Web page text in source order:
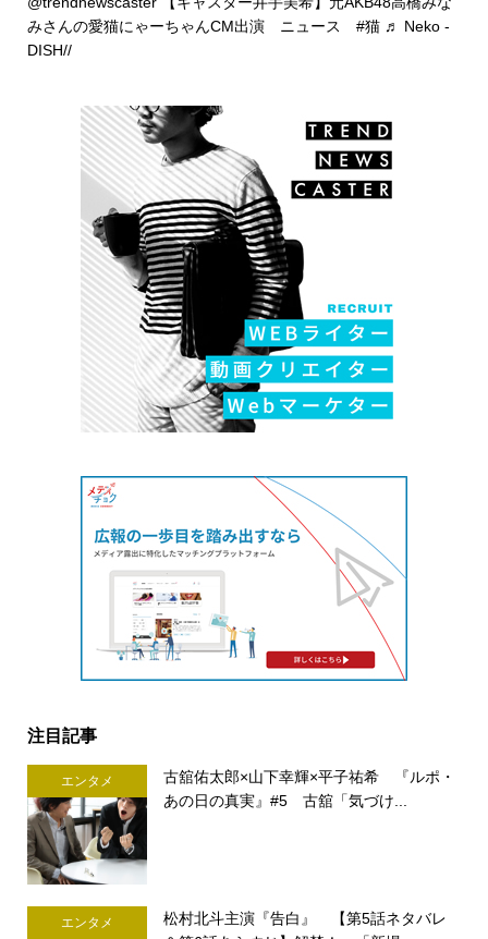
みさんの愛猫にゃーちゃんCM出演 ニュース #猫 ♬ Neko -
DISH//
注目記事
エンタメ
古舘佑太郎×山下幸輝×平子祐希 『ルポ・
あの日の真実』#5 古舘「気づけ...
エンタメ
松村北斗主演『告白』 【第5話ネタバレ